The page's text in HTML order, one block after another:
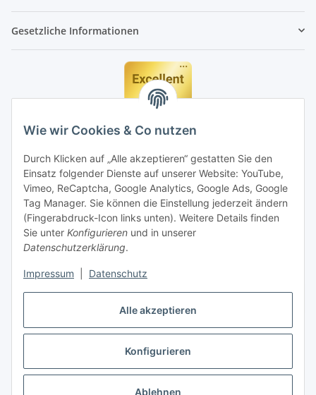
Alle akzeptieren
Konfigurieren
Ablehnen
Wie wir Cookies & Co nutzen
Durch Klicken auf „Alle akzeptieren“ gestatten Sie den
Einsatz folgender Dienste auf unserer Website: YouTube,
Vimeo, ReCaptcha, Google Analytics, Google Ads, Google
Tag Manager. Sie können die Einstellung jederzeit ändern
(Fingerabdruck-Icon links unten). Weitere Details finden
Sie unter Konfigurieren und in unserer
Datenschutzerklärung.
Impressum Datenschutz
Gesetzliche Informationen
* Alle Preise inkl. gesetzlicher MwSt., zzgl.